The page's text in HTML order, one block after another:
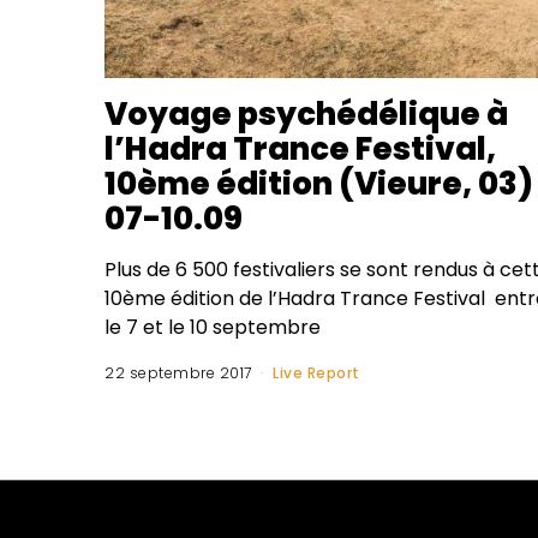
Voyage psychédélique à
l’Hadra Trance Festival,
10ème édition (Vieure, 03)
07-10.09
Plus de 6 500 festivaliers se sont rendus à
10ème édition de l’Hadra Trance Festival
le 7 et le 10 septembre
22 septembre 2017 Live Report